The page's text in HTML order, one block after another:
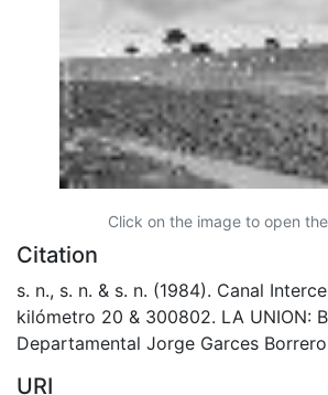
Click on the image to open
Citation
s. n., s. n. & s. n. (1984). Canal
kilómetro 20 & 300802. LA UNION:
Departamental Jorge Garces
URI